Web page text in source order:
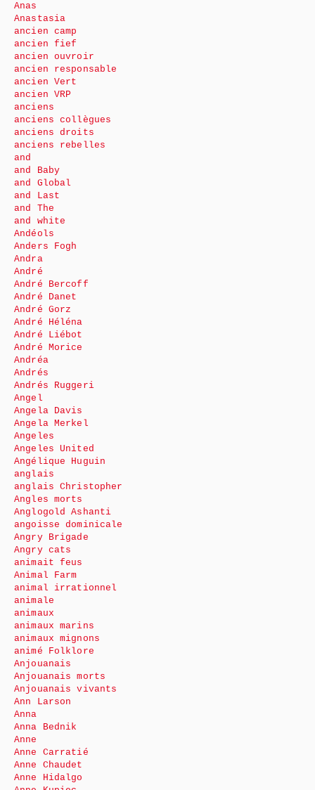
Anas
Anastasia
ancien camp
ancien fief
ancien ouvroir
ancien responsable
ancien Vert
ancien VRP
anciens
anciens collègues
anciens droits
anciens rebelles
and
and Baby
and Global
and Last
and The
and white
Andéols
Anders Fogh
Andra
André
André Bercoff
André Danet
André Gorz
André Héléna
André Liébot
André Morice
Andréa
Andrés
Andrés Ruggeri
Angel
Angela Davis
Angela Merkel
Angeles
Angeles United
Angélique Huguin
anglais
anglais Christopher
Angles morts
Anglogold Ashanti
angoisse dominicale
Angry Brigade
Angry cats
animait feus
Animal Farm
animal irrationnel
animale
animaux
animaux marins
animaux mignons
animé Folklore
Anjouanais
Anjouanais morts
Anjouanais vivants
Ann Larson
Anna
Anna Bednik
Anne
Anne Carratié
Anne Chaudet
Anne Hidalgo